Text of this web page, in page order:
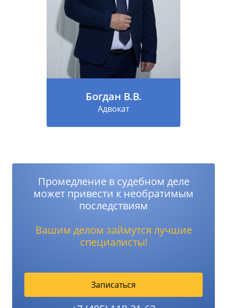
Богдан В.В.
Адвокат
Промедление в судебном деле
может привести к необратимым
последствиям
Вашим делом займутся лучшие
специалисты!
Записаться